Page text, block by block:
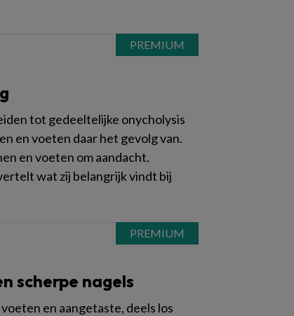
tot gedeeltelijke onycholysis
en voeten daar het gevolg van.
en voeten om aandacht.
wat zij belangrijk vindt bij
scherpe nagels
en aangetaste, deels los